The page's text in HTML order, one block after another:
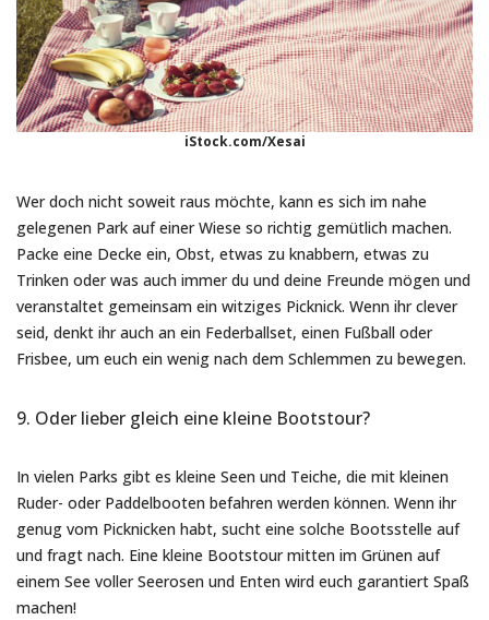
iStock.com/Xesai
Wer doch nicht soweit raus möchte, kann es sich im nahe
gelegenen Park auf einer Wiese so richtig gemütlich machen.
Packe eine Decke ein, Obst, etwas zu knabbern, etwas zu
Trinken oder was auch immer du und deine Freunde mögen und
veranstaltet gemeinsam ein witziges Picknick. Wenn ihr clever
seid, denkt ihr auch an ein Federballset, einen Fußball oder
Frisbee, um euch ein wenig nach dem Schlemmen zu bewegen.
9. Oder lieber gleich eine kleine Bootstour?
In vielen Parks gibt es kleine Seen und Teiche, die mit kleinen
Ruder- oder Paddelbooten befahren werden können. Wenn ihr
genug vom Picknicken habt, sucht eine solche Bootsstelle auf
und fragt nach. Eine kleine Bootstour mitten im Grünen auf
einem See voller Seerosen und Enten wird euch garantiert Spaß
machen!